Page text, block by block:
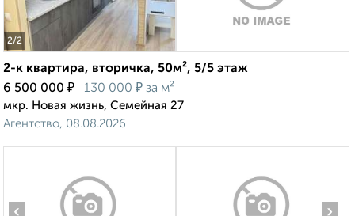
2/2
2-к квартира, вторичка, 50м², 5/5 этаж
6 500 000 ₽ 130 000 ₽ за м²
мкр. Новая жизнь, Семейная 27
Агентство, 08.08.2026
‹ ›